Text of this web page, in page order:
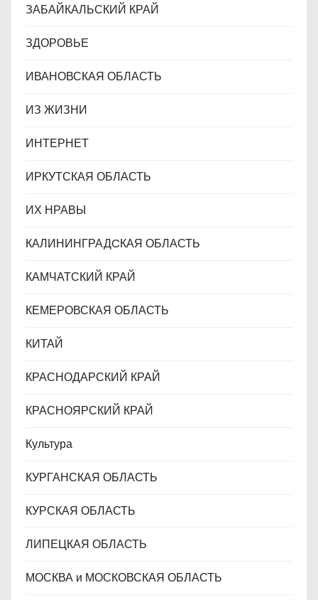
ЗАБАЙКАЛЬСКИЙ КРАЙ
ЗДОРОВЬЕ
ИВАНОВСКАЯ ОБЛАСТЬ
ИЗ ЖИЗНИ
ИНТЕРНЕТ
ИРКУТСКАЯ ОБЛАСТЬ
ИХ НРАВЫ
КАЛИНИНГРАДCКАЯ ОБЛАСТЬ
КАМЧАТСКИЙ КРАЙ
КЕМЕРОВСКАЯ ОБЛАСТЬ
КИТАЙ
КРАСНОДАРСКИЙ КРАЙ
КРАСНОЯРСКИЙ КРАЙ
Культура
КУРГАНСКАЯ ОБЛАСТЬ
КУРСКАЯ ОБЛАСТЬ
ЛИПЕЦКАЯ ОБЛАСТЬ
МОСКВА и МОСКОВСКАЯ ОБЛАСТЬ